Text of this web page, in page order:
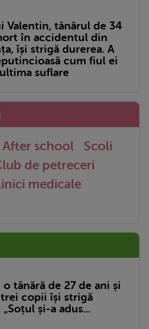
Valentin, tânărul de 34
în accidentul din
își strigă durerea. A
cum fiul ei
suflare
After school
Scoli
de petreceri
medicale
tânără de 27 de ani și
trei copii își strigă
și-a adus...